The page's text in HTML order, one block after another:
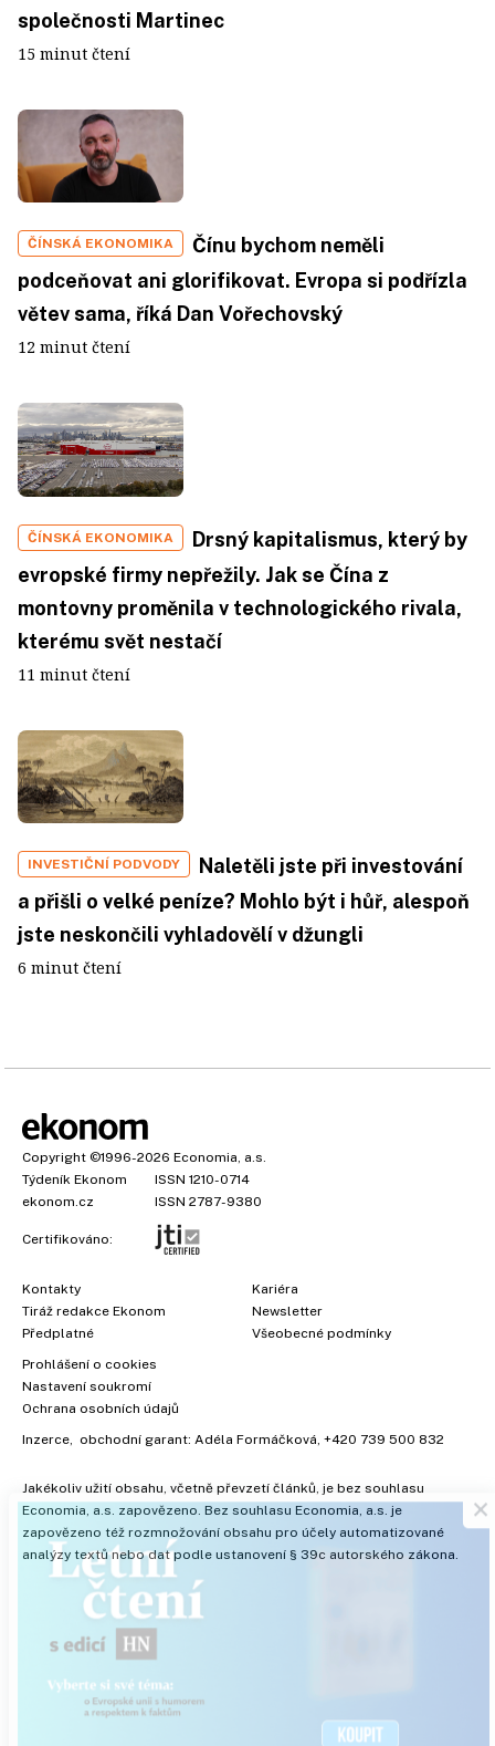
společnosti Martinec
15 minut čtení
ČÍNSKÁ EKONOMIKA
Čínu bychom neměli
podceňovat ani glorifikovat. Evropa si podřízla
větev sama, říká Dan Vořechovský
12 minut čtení
ČÍNSKÁ EKONOMIKA
Drsný kapitalismus, který by
evropské firmy nepřežily. Jak se Čína z
montovny proměnila v technologického rivala,
kterému svět nestačí
11 minut čtení
INVESTIČNÍ PODVODY
Naletěli jste při investování
a přišli o velké peníze? Mohlo být i hůř, alespoň
jste neskončili vyhladovělí v džungli
6 minut čtení
Copyright ©1996-2026 Economia, a.s.
Týdeník Ekonom
ISSN 1210-0714
ekonom.cz
ISSN 2787-9380
Certifikováno:
Kontakty
Tiráž redakce Ekonom
Předplatné
Kariéra
Newsletter
Všeobecné podmínky
Prohlášení o cookies
Nastavení soukromí
Ochrana osobních údajů
Inzerce, obchodní garant: Adéla Formáčková, +420 739 500 832
Jakékoliv užití obsahu, včetně převzetí článků, je bez souhlasu
Economia, a.s. zapovězeno. Bez souhlasu Economia, a.s. je
zapovězeno též rozmnožování obsahu pro účely automatizované
analýzy textů nebo dat podle ustanovení § 39c autorského zákona.